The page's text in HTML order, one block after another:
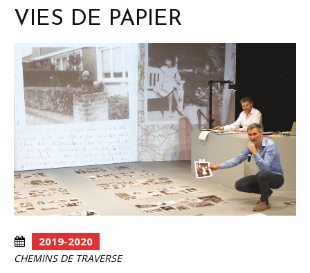
VIES DE PAPIER
2019-2020
CHEMINS DE TRAVERSE